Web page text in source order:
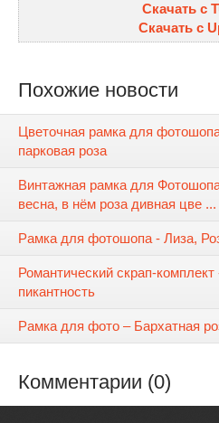
Скачать с
Скачать с
Похожие новости
Цветочная рамка для
парковая роза
Винтажная рамка для
весна, в нём роза дивная цве ...
Рамка для фотошопа - Лиза,
Романтический скрап-комплект
пикантность
Рамка для фото – Бархатная
Комментарии (0)